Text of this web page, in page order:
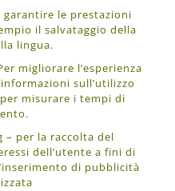
garantire le prestazioni
il salvataggio della
lingua.
migliorare l’esperienza
sull’utilizzo
misurare i tempi di
– per la raccolta del
dell’utente a fini di
di pubblicità